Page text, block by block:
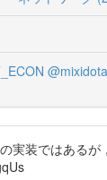
装ではある